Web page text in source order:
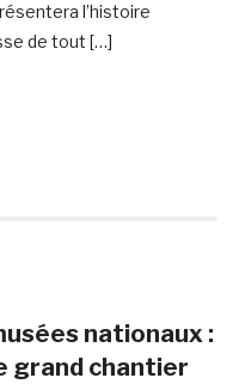
l’histoire
de tout […]
nationaux :
grand chantier